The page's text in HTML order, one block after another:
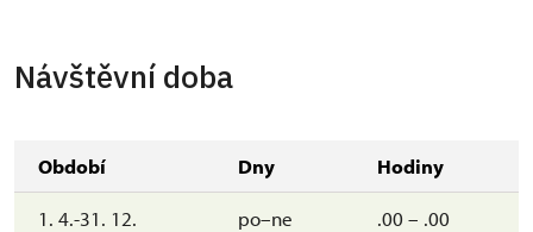
Návštěvní doba
Období Dny Hodiny
1. 4.-31. 12. po–ne .00 – .00